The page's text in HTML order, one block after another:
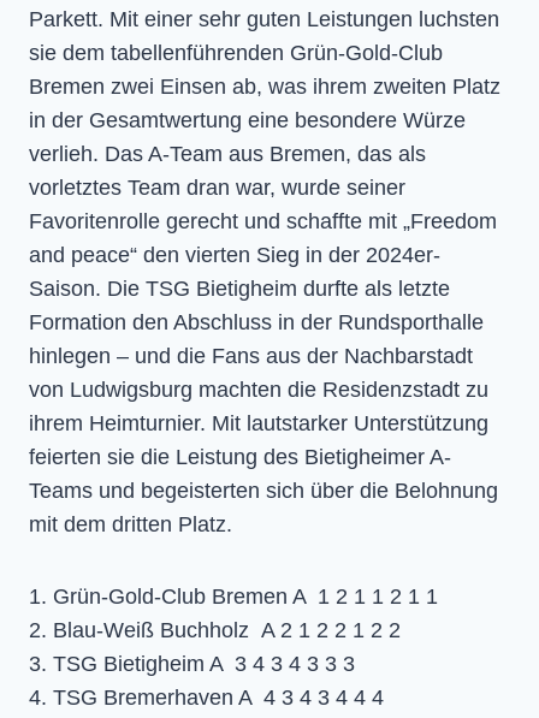
Parkett. Mit einer sehr guten Leistungen luchsten
sie dem tabellenführenden Grün-Gold-Club
Bremen zwei Einsen ab, was ihrem zweiten Platz
in der Gesamtwertung eine besondere Würze
verlieh. Das A-Team aus Bremen, das als
vorletztes Team dran war, wurde seiner
Favoritenrolle gerecht und schaffte mit „Freedom
and peace“ den vierten Sieg in der 2024er-
Saison. Die TSG Bietigheim durfte als letzte
Formation den Abschluss in der Rundsporthalle
hinlegen – und die Fans aus der Nachbarstadt
von Ludwigsburg machten die Residenzstadt zu
ihrem Heimturnier. Mit lautstarker Unterstützung
feierten sie die Leistung des Bietigheimer A-
Teams und begeisterten sich über die Belohnung
mit dem dritten Platz.
1. Grün-Gold-Club Bremen A 1 2 1 1 2 1 1
2. Blau-Weiß Buchholz A 2 1 2 2 1 2 2
3. TSG Bietigheim A 3 4 3 4 3 3 3
4. TSG Bremerhaven A 4 3 4 3 4 4 4